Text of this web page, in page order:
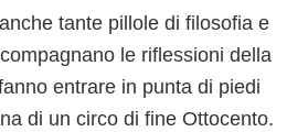
tante pillole di filosofia e
le riflessioni della
entrare in punta di piedi
di un circo di fine Ottocento.